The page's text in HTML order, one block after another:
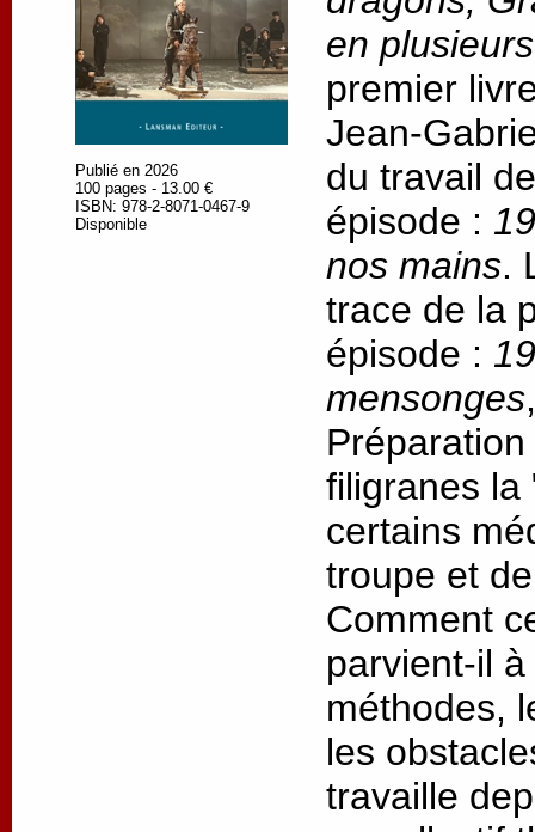
Publié en 2026
100 pages - 13.00 €
ISBN: 978-2-8071-0467-9
Disponible
en
premier
Jean-
du travail
épisode :
nos mains.
trace de la
épisode :
mensonges
filigranes la
certains
troupe et
Comment
parvient-il
méthodes,
les
travaille